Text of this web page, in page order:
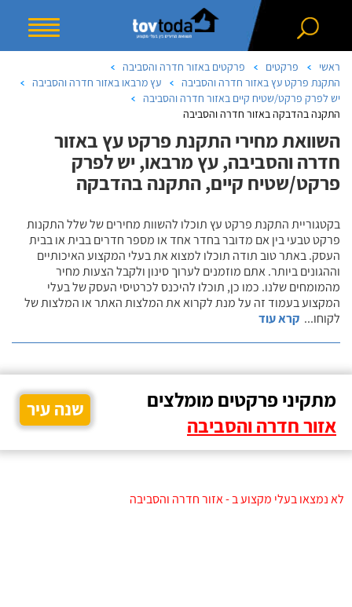
ראשי פרקטים
פרקטים באזור חדרה והסביבה
התקנת פרקט עץ באזור חדרה והסביבה
עץ מרבאו באזור חדרה והסביבה
יש לפרק פרקט/שטיח קיים באזור חדרה והסביבה
התקנה בהדבקה באזור חדרה והסביבה
השוואת מחירי התקנת פרקט עץ באזור
חדרה והסביבה, עץ מרבאו, יש לפרק
פרקט/שטיח קיים, התקנה בהדבקה
בקטגוריית התקנת פרקט עץ תוכלו להשוות מחירים של שלל התקנות
פרקט טבעי בין אם מדובר בחדר אחד או מספר חדרים בבית או בבית
העסק. באתר טוב תודה תוכלו למצוא את בעלי המקצוע האיכותיים
וההגונים ביותר. אתם מוזמנים לערוך סינון ולקבל הצעות מחיר
מהמומחים שלנו. כמו כן, תוכלו להיכנס לכרטיסי העסק של בעלי
המקצוע בעמוד זה על מנת לקרוא את המלצות האתר או המלצות של
לקוחו... קרא עוד
מתקיני פרקטים מומלצים
אזור חדרה והסביבה
שנה עיר
לא נמצאו בעלי מקצוע ב - אזור חדרה והסביבה